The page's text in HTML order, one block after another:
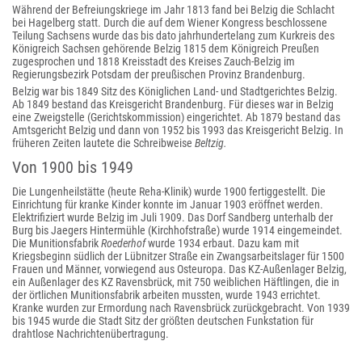
Während der Befreiungskriege im Jahr 1813 fand bei Belzig die Schlacht
bei Hagelberg statt. Durch die auf dem Wiener Kongress beschlossene
Teilung Sachsens wurde das bis dato jahrhundertelang zum Kurkreis des
Königreich Sachsen gehörende Belzig 1815 dem Königreich Preußen
zugesprochen und 1818 Kreisstadt des Kreises Zauch-Belzig im
Regierungsbezirk Potsdam der preußischen Provinz Brandenburg.
Belzig war bis 1849 Sitz des Königlichen Land- und Stadtgerichtes Belzig.
Ab 1849 bestand das Kreisgericht Brandenburg. Für dieses war in Belzig
eine Zweigstelle (Gerichtskommission) eingerichtet. Ab 1879 bestand das
Amtsgericht Belzig und dann von 1952 bis 1993 das Kreisgericht Belzig. In
früheren Zeiten lautete die Schreibweise Beltzig.
Von 1900 bis 1949
Die Lungenheilstätte (heute Reha-Klinik) wurde 1900 fertiggestellt. Die
Einrichtung für kranke Kinder konnte im Januar 1903 eröffnet werden.
Elektrifiziert wurde Belzig im Juli 1909. Das Dorf Sandberg unterhalb der
Burg bis Jaegers Hintermühle (Kirchhofstraße) wurde 1914 eingemeindet.
Die MunitionsfabrikRoederhofwurde 1934 erbaut. Dazu kam mit
Kriegsbeginn südlich der Lübnitzer Straße ein Zwangsarbeitslager für 1500
Frauen und Männer, vorwiegend aus Osteuropa. Das KZ-Außenlager Belzig,
ein Außenlager des KZ Ravensbrück, mit 750 weiblichen Häftlingen, die in
der örtlichen Munitionsfabrik arbeiten mussten, wurde 1943 errichtet.
Kranke wurden zur Ermordung nach Ravensbrück zurückgebracht. Von 1939
bis 1945 wurde die Stadt Sitz der größten deutschen Funkstation für
drahtlose Nachrichtenübertragung.